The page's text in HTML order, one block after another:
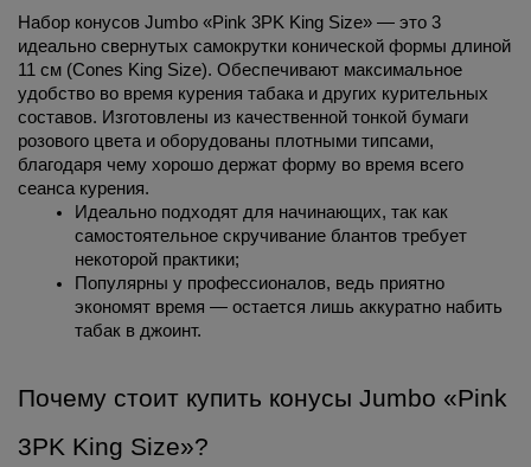
Набор конусов Jumbo «Pink 3PK King Size» — это 3
идеально свернутых самокрутки конической формы длиной
11 см (Cones King Size). Обеспечивают максимальное
удобство во время курения табака и других курительных
составов. Изготовлены из качественной тонкой бумаги
розового цвета и оборудованы плотными типсами,
благодаря чему хорошо держат форму во время всего
сеанса курения.
Идеально подходят для начинающих, так как
самостоятельное скручивание блантов требует
некоторой практики;
Популярны у профессионалов, ведь приятно
экономят время — остается лишь аккуратно набить
табак в джоинт.
Почему стоит купить конусы Jumbo «Pink
3PK King Size»?